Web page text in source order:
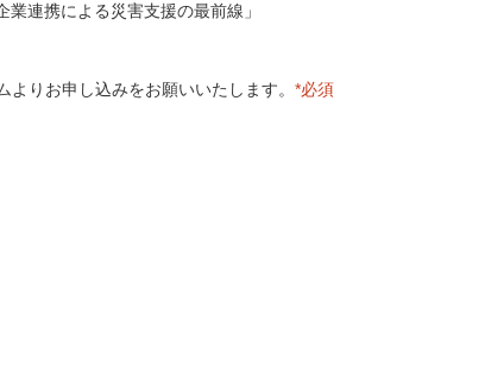
業連携による災害支援の最前線」
よりお申し込みをお願いいたし
ます。 *必須